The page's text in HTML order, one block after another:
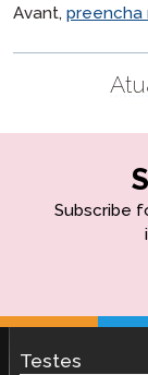
Avant, preencha
Subscribe
Testes